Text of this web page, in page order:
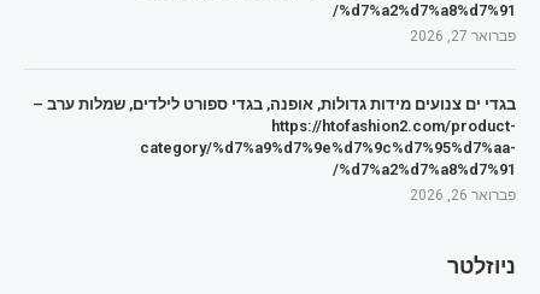
%d7%a2%d7%a8%d7%91/
פברואר 27, 2026
בגדי ים צנועים מידות גדולות, אופנה, בגדי ספורט לילדים, שמלות ערב –
https://htofashion2.com/product-
category/%d7%a9%d7%9e%d7%9c%d7%95%d7%aa-
%d7%a2%d7%a8%d7%91/
פברואר 26, 2026
ניוזלטר